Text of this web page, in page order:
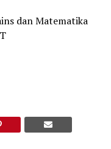
dan Matematika